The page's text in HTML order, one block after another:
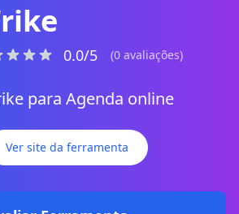
0.0/5 (0 avaliações)
para Agenda online
Ver site da ferramenta